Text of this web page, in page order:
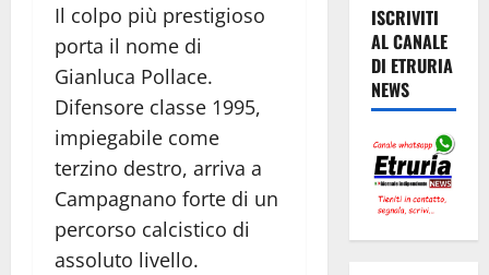
Il colpo più prestigioso
porta il nome di
Gianluca Pollace.
Difensore classe 1995,
impiegabile come
terzino destro, arriva a
Campagnano forte di un
percorso calcistico di
assoluto livello.
ISCRIVITI
AL CANALE
DI ETRURIA
NEWS